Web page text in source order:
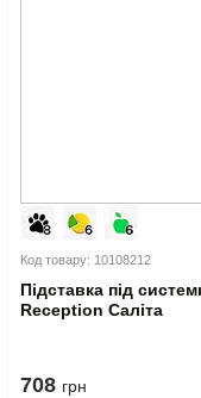
Код товару: 10108212
Підставка під
Reception Саліта
708 грн